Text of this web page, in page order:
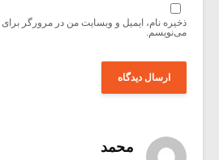
ذخیره نام، ایمیل و وبسایت من در مرورگر برای
می‌نویسم.
محمد